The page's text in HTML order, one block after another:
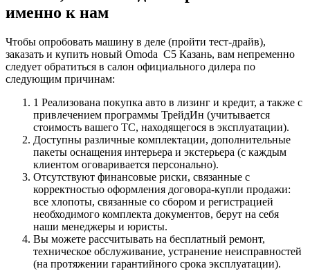
именно к нам
Чтобы опробовать машину в деле (пройти тест-драйв),
заказать и купить новый Omoda C5 Казань, вам непременно
следует обратиться в салон официального дилера по
следующим причинам:
1 Реализована покупка авто в лизинг и кредит, а также с
привлечением программы ТрейдИн (учитывается
стоимость вашего ТС, находящегося в эксплуатации).
Доступны различные комплектации, дополнительные
пакеты оснащения интерьера и экстерьера (с каждым
клиентом оговаривается персонально).
Отсутствуют финансовые риски, связанные с
корректностью оформления договора-купли продажи:
все хлопоты, связанные со сбором и регистрацией
необходимого комплекта документов, берут на себя
наши менеджеры и юристы.
Вы можете рассчитывать на бесплатный ремонт,
техническое обслуживание, устранение неисправностей
(на протяжении гарантийного срока эксплуатации).